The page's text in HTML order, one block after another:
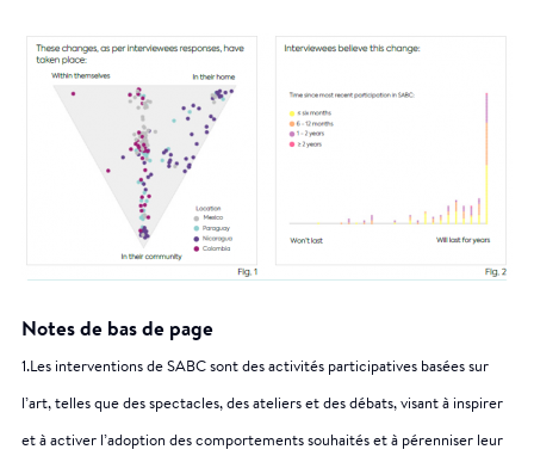
Notes de bas de page
1.Les interventions de SABC sont des activités participatives basées sur
l’art, telles que des spectacles, des ateliers et des débats, visant à inspirer
et à activer l’adoption des comportements souhaités et à pérenniser leur